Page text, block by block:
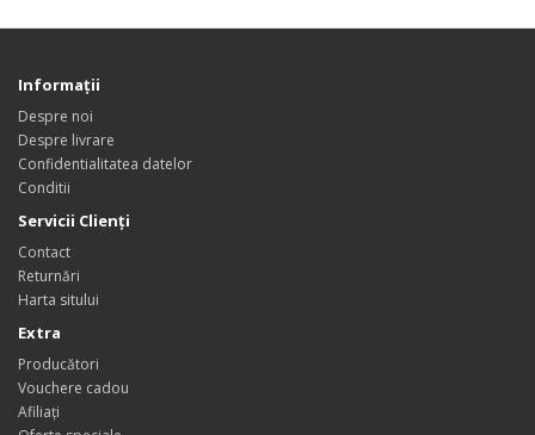
Informaţii
Despre noi
Despre livrare
Confidentialitatea datelor
Conditii
Servicii Clienţi
Contact
Returnări
Harta sitului
Extra
Producători
Vouchere cadou
Afiliaţi